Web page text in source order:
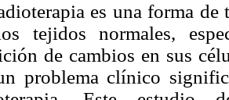
es una forma
tejidos normales,
de cambios en sus
problema clínico